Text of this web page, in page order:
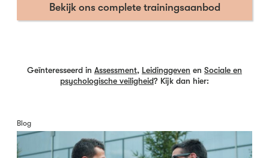
Bekijk ons complete trainingsaanbod
Geïnteresseerd in Assessment, Leidinggeven en Sociale en
psychologische veiligheid? Kijk dan hier:
Blog